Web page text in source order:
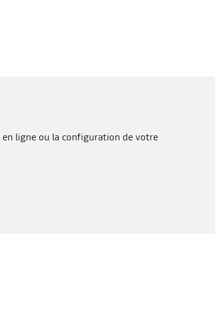
ligne ou la configuration de votre